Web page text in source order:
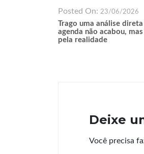
Posted On: 23/06/2026
Trago uma análise
agenda não acabou,
pela realidade
Deixe
Você precisa